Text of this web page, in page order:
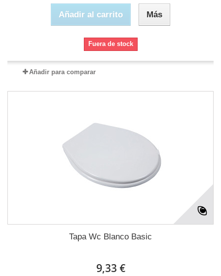
Añadir al carrito Más
Fuera de stock
Añadir para comparar
Tapa Wc Blanco Basic
9,33 €